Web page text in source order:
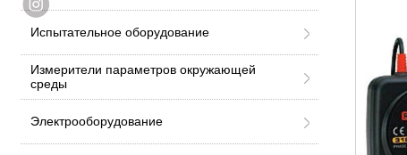
Испытательное оборудование
Измерители параметров окружающей
среды
Электрооборудование